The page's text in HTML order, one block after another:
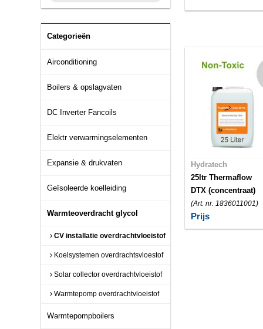
Categorieën
Airconditioning
Boilers & opslagvaten
DC Inverter Fancoils
Elektr verwarmingselementen
Expansie & drukvaten
Geïsoleerde koelleiding
Warmteoverdracht glycol
CV installatie overdrachtvloeistof
Koelsystemen overdrachtsvloestof
Solar collector overdrachtvloeistof
Warmtepomp overdrachtvloeistof
Warmtepompboilers
Hydratech
25ltr Thermaflow
DTX (concentraat)
(Art. nr. 1836011001)
Prijs